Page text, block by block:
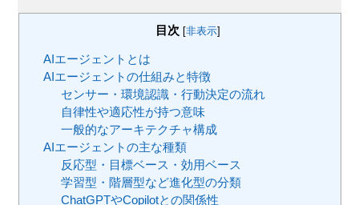
目次 [非表示]
AIエージェントとは
AIエージェントの仕組みと特徴
センサー・環境認識・行動決定の流れ
自律性や適応性が持つ意味
一般的なアーキテクチャ構成
AIエージェントの主な種類
反応型・目標ベース・効用ベース
学習型・階層型など進化型の分類
ChatGPTやCopilotとの関係性